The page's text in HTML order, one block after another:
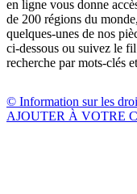
en ligne vous donne
de 200 régions du
quelques-unes de nos
ci-dessous ou suivez le
recherche par mots-clés
© Information sur les
AJOUTER À VOTRE